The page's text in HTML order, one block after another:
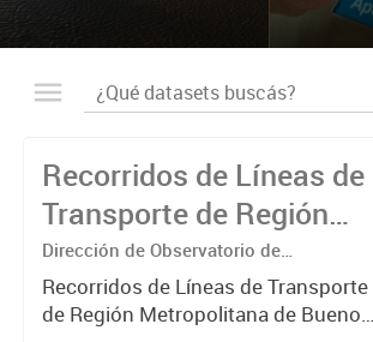
Recorridos de Líneas de
Transporte de Región
Metropolitana de
Buenos Aires (RMBA)
Dirección de Observatorio de
Transporte, Estudio y Sistemas
Recorridos de Líneas de Transporte
de Región Metropolitana de Buenos